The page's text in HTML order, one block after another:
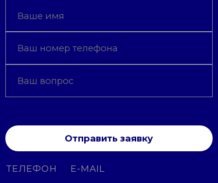
Отправить заявку
ТЕЛЕФОН E-MAIL